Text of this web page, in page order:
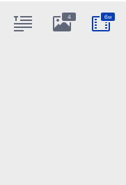
4 6м